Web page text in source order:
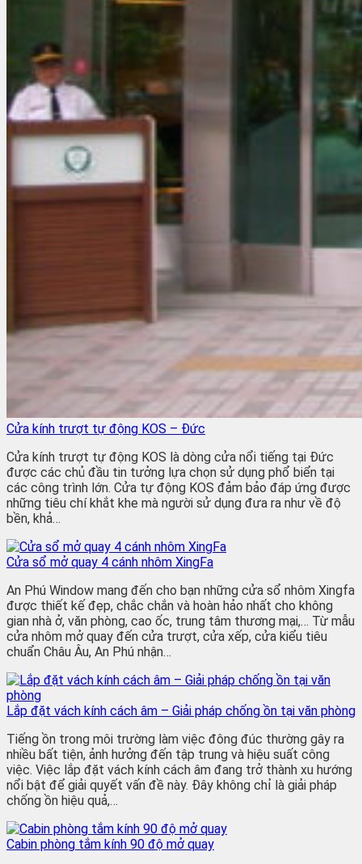
Dự án thi công cửa kính
Dự án thi công cửa nhôm
Dự án thi công vách tắm kính
Dự án thi công cửa tự động
Dự án thi công vách mặt dựng
Dự án thi công cầu thang – lan can kính
Tin tức
Tin tức chuyên ngành
Cửa kính trượt tự động KOS – Đức
Cửa kính trượt tự động KOS là dòng cửa nổi tiếng tại Đức
được các chủ đầu tin tưởng lựa chọn sử dụng phổ biển tại
các công trình lớn. Cửa tự động KOS đảm bảo đáp ứng được
những tiêu chí khắt khe mà người sử dụng đưa ra như về độ
bền, khả…
Cửa sổ mở quay 4 cánh nhôm XingFa
An Phú Window mang đến cho bạn những cửa sổ nhôm Xingfa
được thiết kế đẹp, chắc chắn và hoàn hảo nhất cho không
gian nhà ở, văn phòng, cao ốc, trung tâm thương mại,… Từ mẫu
cửa nhôm mở quay đến cửa trượt, cửa xếp, cửa kiểu tiêu
chuẩn Châu Âu, An Phú nhận…
Lắp đặt vách kính cách âm – Giải pháp chống ồn tại văn phòng
Tiếng ồn trong môi trường làm việc đông đúc thường gây ra
nhiều bất tiện, ảnh hưởng đến tập trung và hiệu suất công
việc. Việc lắp đặt vách kính cách âm đang trở thành xu hướng
nổi bật để giải quyết vấn đề này. Đây không chỉ là giải pháp
chống ồn hiệu quả,…
Cabin phòng tắm kính 90 độ mở quay